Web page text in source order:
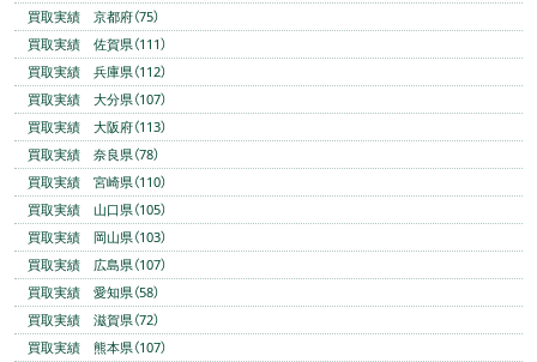
買取実績 京都府（75）
買取実績 佐賀県（111）
買取実績 兵庫県（112）
買取実績 大分県（107）
買取実績 大阪府（113）
買取実績 奈良県（78）
買取実績 宮崎県（110）
買取実績 山口県（105）
買取実績 岡山県（103）
買取実績 広島県（107）
買取実績 愛知県（58）
買取実績 滋賀県（72）
買取実績 熊本県（107）